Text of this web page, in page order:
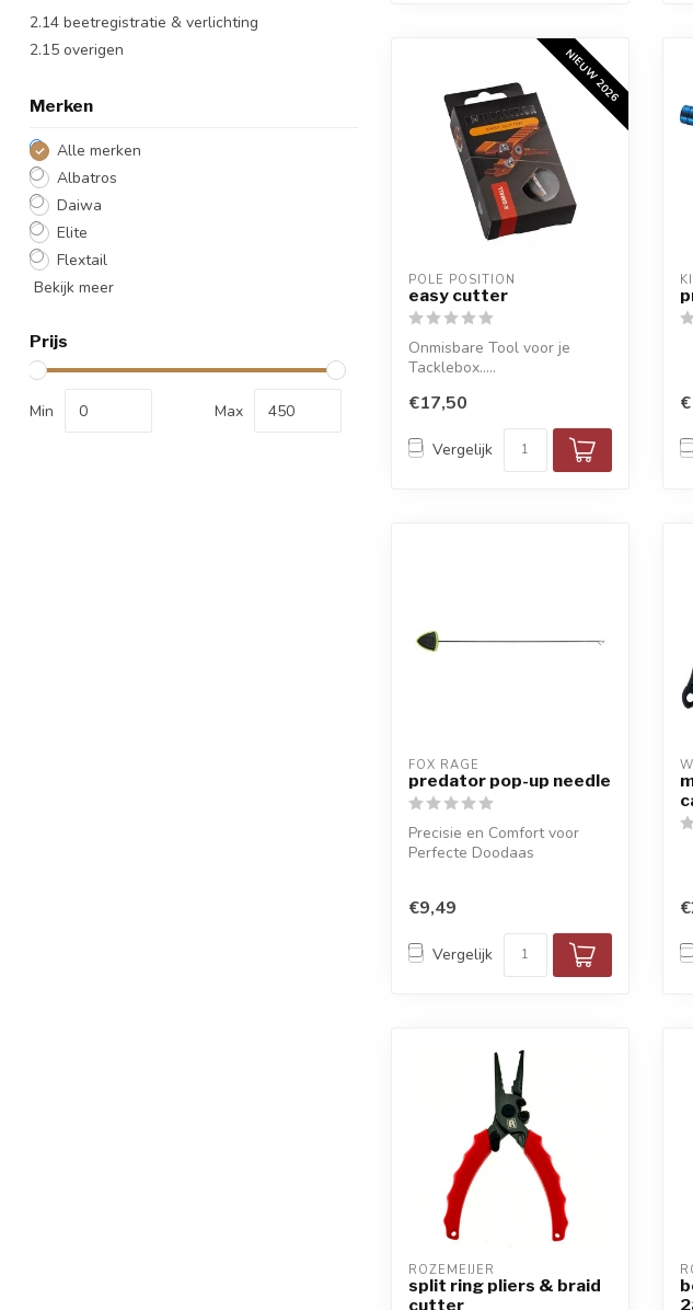
2.14 beetregistratie & verlichting
2.15 overigen
Merken
Alle merken
Albatros
Daiwa
Elite
Flextail
Bekijk meer
Prijs
Min Max
NIEUW 2026
POLE POSITION
easy cutter
Onmisbare Tool voor je
Tacklebox.....
€17,50
Vergelijk
FOX RAGE
predator pop-up needle
Precisie en Comfort voor
Perfecte Doodaas
€9,49
Vergelijk
ROZEMEIJER
split ring pliers & braid
cutter